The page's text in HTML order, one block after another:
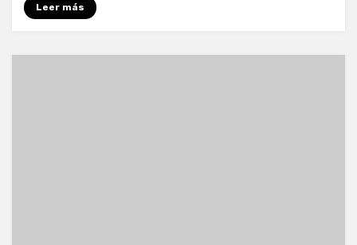
Leer más